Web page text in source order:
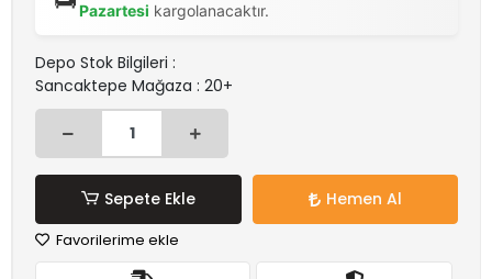
Pazartesi kargolanacaktır.
Depo Stok Bilgileri :
Sancaktepe Mağaza : 20+
Sepete Ekle Hemen Al
Favorilerime ekle